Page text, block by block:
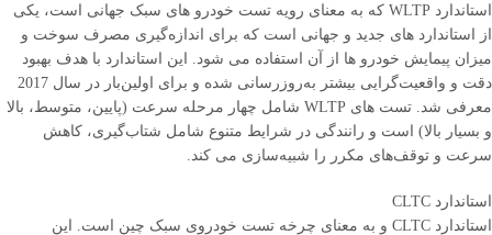
استاندارد WLTP که به معنای رویه تست خودرو های سبک جهانی است، یکی
از استاندارد های جدید و جهانی است که برای اندازه‌گیری مصرف سوخت و
میزان پیمایش خودرو ها از آن استفاده می ‌شود. این استاندارد با هدف بهبود
دقت و واقعیت‌گرایی بیشتر به‌روزرسانی شده و برای اولین‌بار در سال 2017
معرفی شد. تست ‌های WLTP شامل چهار مرحله سرعت (پایین، متوسط، بالا
و بسیار بالا) است و رانندگی در شرایط متنوع شامل شتاب‌گیری، کاهش
سرعت و توقف‌های مکرر را شبیه‌سازی می ‌کند.
استاندارد CLTC
استاندارد CLTC و به معنای چرخه تست خودروی سبک چین است. این